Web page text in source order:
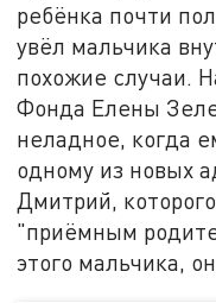
ребёнка почти
увёл мальчика
похожие случаи.
Фонда Елены
неладное, когда
одному из новых
Дмитрий,
"приёмным
этого мальчика,